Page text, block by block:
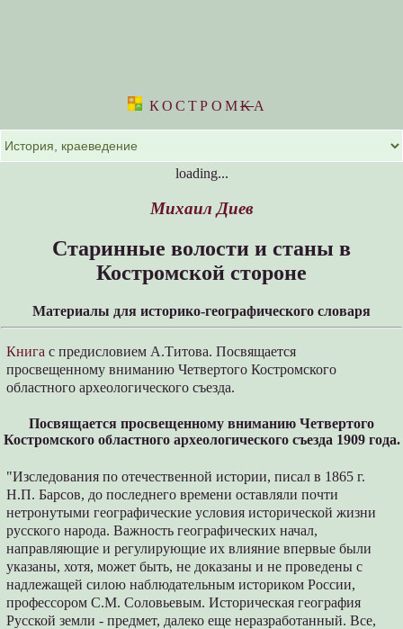
КОСТРОМKА
loading...
Михаил Диев
Старинные волости и станы в
Костромской стороне
Материалы для историко-географического словаря
Книга с предисловием А.Титова. Посвящается
просвещенному вниманию Четвертого Костромского
областного археологического съезда.
Посвящается просвещенному вниманию Четвертого
Костромского областного археологического съезда 1909 года.
"Изследования по отечественной истории, писал в 1865 г.
Н.П. Барсов, до последнего времени оставляли почти
нетронутыми географические условия исторической жизни
русского народа. Важность географических начал,
направляющие и регулирующие их влияние впервые были
указаны, хотя, может быть, не доказаны и не проведены с
надлежащей силою наблюдательным историком России,
профессором С.М. Соловьевым. Историческая география
Русской земли - предмет, далеко еще неразработанный. Все,